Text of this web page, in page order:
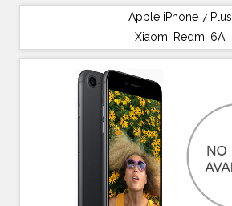
Apple iPhone 7 Plus
Xiaomi Redmi 6A